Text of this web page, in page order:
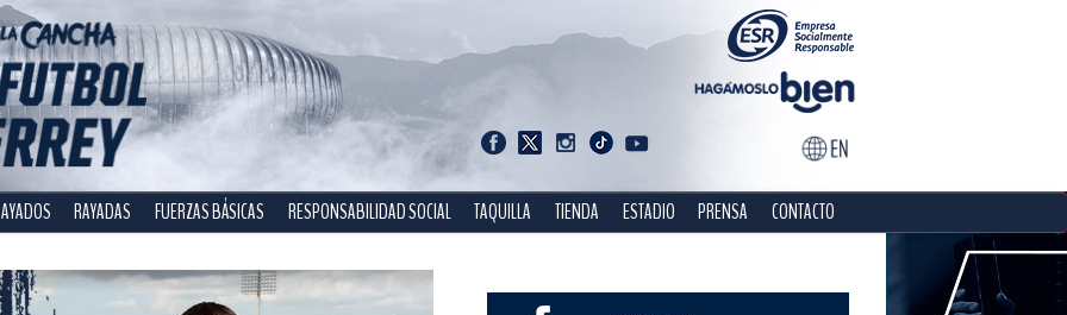
RAYADAS FUERZAS BÁSICAS RESPONSABILIDAD SOCIAL TAQUILLA TIENDA ESTADIO PRENSA CONTACTO